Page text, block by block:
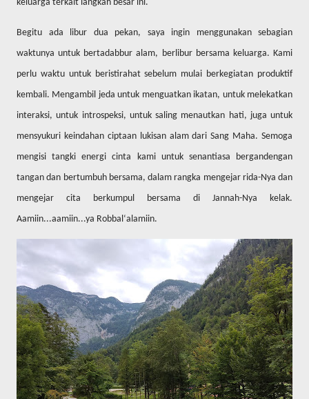
keluarga terkait langkah besar ini.
Begitu ada libur dua pekan, saya ingin menggunakan sebagian
waktunya untuk bertadabbur alam, berlibur bersama keluarga. Kami
perlu waktu untuk beristirahat sebelum mulai berkegiatan produktif
kembali. Mengambil jeda untuk menguatkan ikatan, untuk melekatkan
interaksi, untuk introspeksi, untuk saling menautkan hati, juga untuk
mensyukuri keindahan ciptaan lukisan alam dari Sang Maha. Semoga
mengisi tangki energi cinta kami untuk senantiasa bergandengan
tangan dan bertumbuh bersama, dalam rangka mengejar rida-Nya dan
mengejar cita berkumpul bersama di Jannah-Nya kelak.
Aamiin...aamiin...ya Robbal‘alamiin.